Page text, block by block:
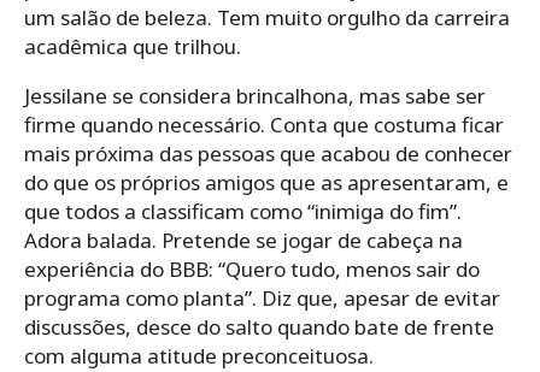
um salão de beleza. Tem muito orgulho da carreira
acadêmica que trilhou.
Jessilane se considera brincalhona, mas sabe ser
firme quando necessário. Conta que costuma ficar
mais próxima das pessoas que acabou de conhecer
do que os próprios amigos que as apresentaram, e
que todos a classificam como “inimiga do fim”.
Adora balada. Pretende se jogar de cabeça na
experiência do BBB: “Quero tudo, menos sair do
programa como planta”. Diz que, apesar de evitar
discussões, desce do salto quando bate de frente
com alguma atitude preconceituosa.